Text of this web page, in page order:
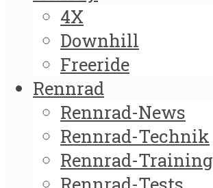
4X
Downhill
Freeride
Rennrad
Rennrad-News
Rennrad-Technik
Rennrad-Training